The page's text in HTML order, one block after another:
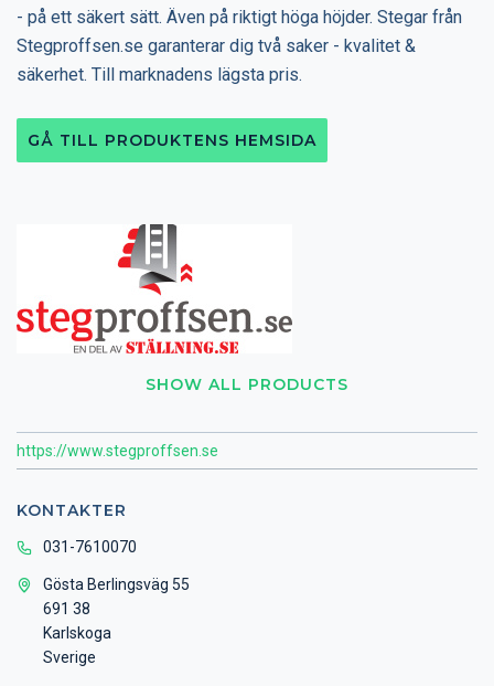
SHOW ALL PRODUCTS
https://www.stegproffsen.se
KONTAKTER
031-7610070
Gösta Berlingsväg 55
691 38
Karlskoga
Sverige
- på ett säkert sätt. Även på riktigt höga höjder. Stegar från
Stegproffsen.se garanterar dig två saker - kvalitet &
säkerhet. Till marknadens lägsta pris.
GÅ TILL PRODUKTENS HEMSIDA